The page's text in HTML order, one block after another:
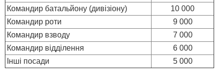
Командир батальйону (дивізіону)
10 000
Командир роти
9 000
Командир взводу
7 000
Командир відділення
6 000
Інші посади
5 000